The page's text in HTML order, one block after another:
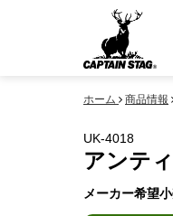
ホーム 商品情報
UK-4018
アンテ
メーカー希望